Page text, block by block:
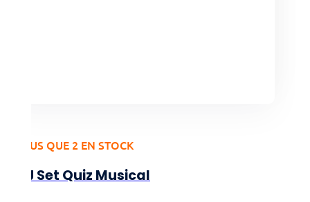
PLUS QUE 2 EN STOCK
DJ Set Quiz Musical